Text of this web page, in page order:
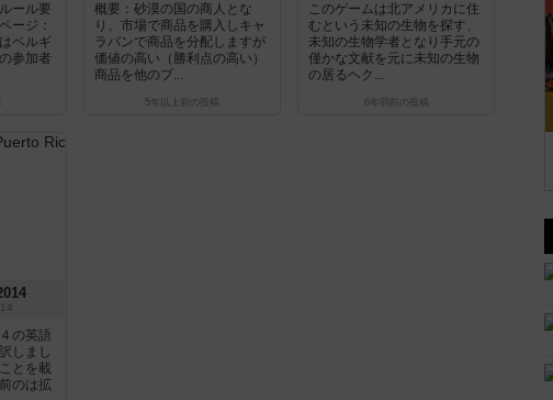
ール要
ージ：
ベルギ
参加者
概要：砂漠の国の商人とな
り、市場で商品を購入しキャ
ラバンで商品を分配しますが
価値の高い（勝利点の高い）
商品を他のプ...
5年以上前 の投稿
このゲームは北アメリカに住
むという未知の生物を探す、
未知の生物学者となり手元の
僅かな文献を元に未知の生物
の居るヘク...
6年弱前 の投稿
の英語
しまし
とを載
のは拡